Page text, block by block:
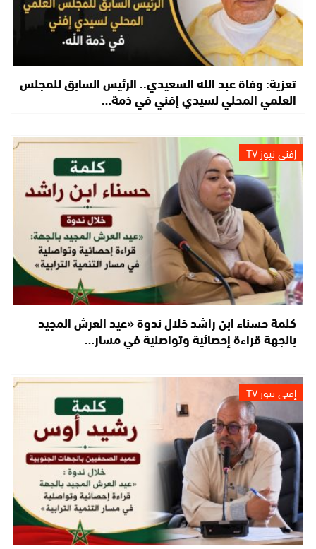
تعزية: وفاة عبد الله السعيدي.. الرئيس السابق للمجلس
العلمي المحلي لسيدي إفني في ذمة…
إفني نيوز TV
كلمة حسناء ابن راشد خلال ندوة «عيد العرش المجيد
بالجهة قراءة إحصائية وتواصلية في مسار…
إفني نيوز TV